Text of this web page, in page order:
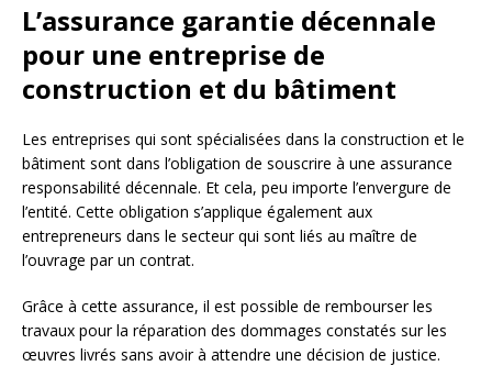
L’assurance garantie décennale
pour une entreprise de
construction et du bâtiment
Les entreprises qui sont spécialisées dans la construction et le
bâtiment sont dans l’obligation de souscrire à une assurance
responsabilité décennale. Et cela, peu importe l’envergure de
l’entité. Cette obligation s’applique également aux
entrepreneurs dans le secteur qui sont liés au maître de
l’ouvrage par un contrat.
Grâce à cette assurance, il est possible de rembourser les
travaux pour la réparation des dommages constatés sur les
œuvres livrés sans avoir à attendre une décision de justice.